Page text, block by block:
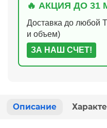
🔥 АКЦИЯ ДО 31
Доставка до любой
и объем)
ЗА НАШ СЧЕТ!
Описание